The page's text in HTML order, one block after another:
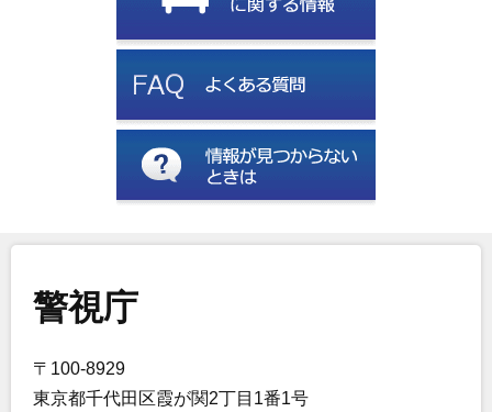
警視庁
〒100-8929
東京都千代田区霞が関2丁目1番1号